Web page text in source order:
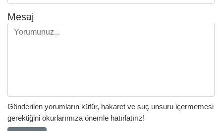
Mesaj
Gönderilen yorumların küfür, hakaret ve suç unsuru içermemesi
gerektiğini okurlarımıza önemle hatırlatırız!